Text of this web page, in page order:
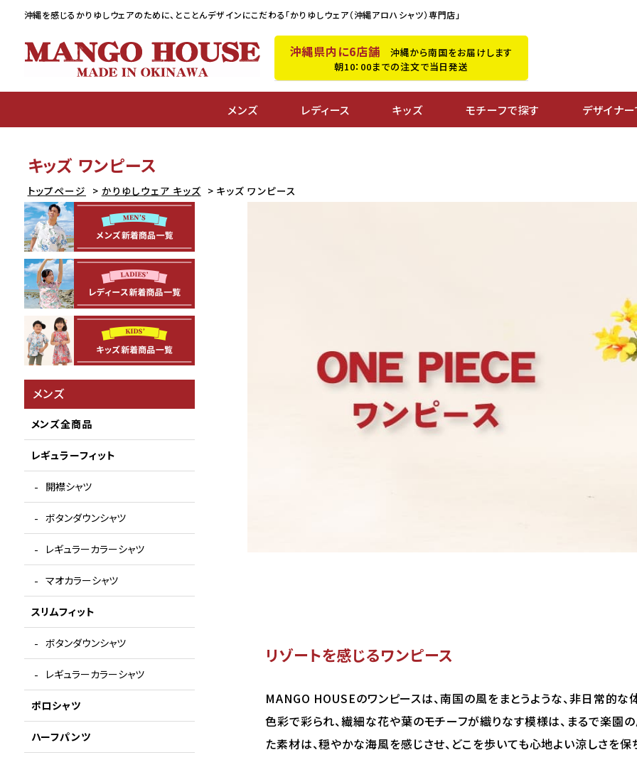
沖縄を感じるかりゆしウェアのために、 とことんデザインにこだわる「かりゆしウェア（沖縄アロハシャツ）専門店」
沖縄県内に6店舗 沖縄から南国をお届けします
朝10：00までの注文で当日発送
メンズ レディース キッズ モチーフで探す デザイナ
キッズ ワンピース
トップページ かりゆしウェア キッズ キッズ ワンピース
メンズ
メンズ全商品
レギュラーフィット
開襟シャツ
ボタンダウンシャツ
レギュラーカラーシャツ
マオカラーシャツ
スリムフィット
ボタンダウンシャツ
レギュラーカラーシャツ
ポロシャツ
ハーフパンツ
リゾートを感じるワンピース
MANGO HOUSEのワンピースは、南国の風をまとうような、非日常的
色彩で彩られ、繊細な花や葉のモチーフが織りなす模様は、まるで楽園
た素材は、穏やかな海風を感じさせ、どこを歩いても心地よい涼しさを保